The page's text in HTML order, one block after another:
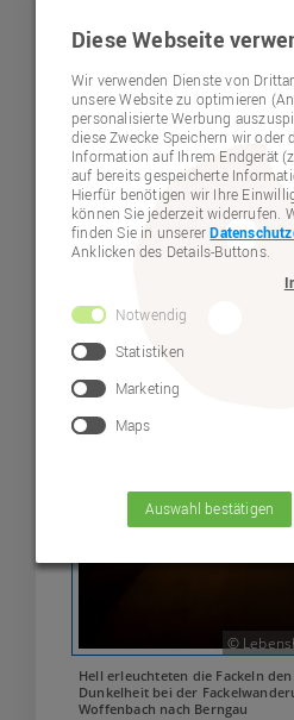
der Theo-
Wohnstätte
©
Hell erleuchteten die Fackeln
Dunkelheit bei der
Woffenbach nach Berngau
Diese Webseite
Wir verwenden Dienste von
unsere Website zu optimieren
personalisierte Werbung
diese Zwecke Speichern wir oder
Information auf Ihrem Endgerät
auf bereits gespeicherte
Hierfür benötigen wir Ihre
können Sie jederzeit widerrufen.
finden Sie in unserer
Anklicken des Details-Buttons.
Auswahl bestätigen
Notwendig
Statistiken
Marketing
Maps